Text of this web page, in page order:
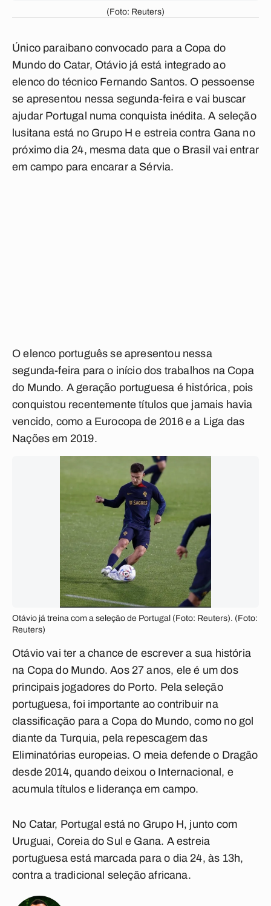
(Foto: Reuters)
Único paraibano convocado para a Copa do
Mundo do Catar, Otávio já está integrado ao
elenco do técnico Fernando Santos. O pessoense
se apresentou nessa segunda-feira e vai buscar
ajudar Portugal numa conquista inédita. A seleção
lusitana está no Grupo H e estreia contra Gana no
próximo dia 24, mesma data que o Brasil vai entrar
em campo para encarar a Sérvia.
O elenco português se apresentou nessa
segunda-feira para o início dos trabalhos na Copa
do Mundo. A geração portuguesa é histórica, pois
conquistou recentemente títulos que jamais havia
vencido, como a Eurocopa de 2016 e a Liga das
Nações em 2019.
Otávio já treina com a seleção de Portugal (Foto: Reuters). (Foto:
Reuters)
Otávio vai ter a chance de escrever a sua história
na Copa do Mundo. Aos 27 anos, ele é um dos
principais jogadores do Porto. Pela seleção
portuguesa, foi importante ao contribuir na
classificação para a Copa do Mundo, como no gol
diante da Turquia, pela repescagem das
Eliminatórias europeias. O meia defende o Dragão
desde 2014, quando deixou o Internacional, e
acumula títulos e liderança em campo.
No Catar, Portugal está no Grupo H, junto com
Uruguai, Coreia do Sul e Gana. A estreia
portuguesa está marcada para o dia 24, às 13h,
contra a tradicional seleção africana.